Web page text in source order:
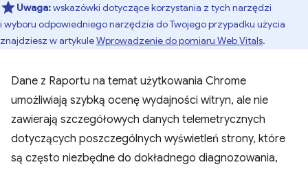
Uwaga:wskazówki dotyczące korzystania z tych narzędzi
i wyboru odpowiedniego narzędzia do Twojego przypadku użycia
znajdziesz w artykuleWprowadzenie do pomiaru Web Vitals.
Dane z Raportu na temat użytkowania Chrome
umożliwiają szybką ocenę wydajności witryn, ale nie
zawierają szczegółowych danych telemetrycznych
dotyczących poszczególnych wyświetleń strony, które
są często niezbędne do dokładnego diagnozowania,